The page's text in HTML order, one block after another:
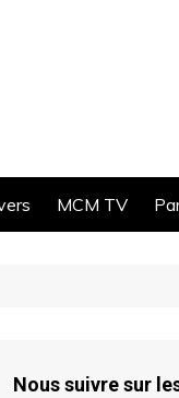
MCM TV
Nous suivre sur